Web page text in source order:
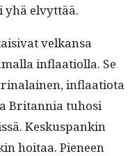
yhä elvyttää.
velka­nsa
inflaa­ti­ol­la. Se
inflaa­tio­ta
Bri­tan­nia tuhosi
Keskus­pankin
hoitaa. Pie­neen